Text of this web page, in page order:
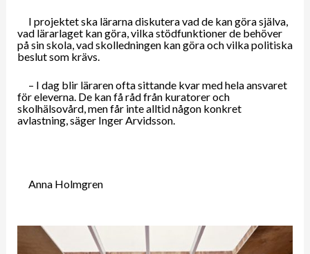
I projektet ska lärarna diskutera vad de kan göra själva,
vad lärarlaget kan göra, vilka stödfunktioner de behöver
på sin skola, vad skolledningen kan göra och vilka politiska
beslut som krävs.
– I dag blir läraren ofta sittande kvar med hela ansvaret
för eleverna. De kan få råd från kuratorer och
skolhälsovård, men får inte alltid någon konkret
avlastning, säger Inger Arvidsson.
Anna Holmgren